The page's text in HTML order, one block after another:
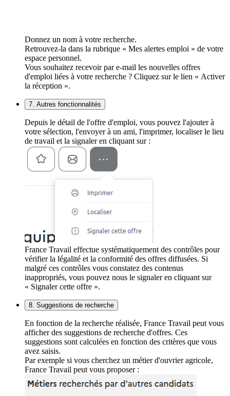
Donnez un nom à votre recherche.
Retrouvez-la dans la rubrique « Mes alertes emploi » de votre
espace personnel.
Vous souhaitez recevoir par e-mail les nouvelles offres
d'emploi liées à votre recherche ? Cliquez sur le lien « Activer
la réception ».
7. Autres fonctionnalités
Depuis le détail de l'offre d'emploi, vous pouvez l'ajouter à
votre sélection, l'envoyer à un ami, l'imprimer, localiser le lieu
de travail et la signaler en cliquant sur :
France Travail effectue systématiquement des contrôles pour
vérifier la légalité et la conformité des offres diffusées. Si
malgré ces contrôles vous constatez des contenus
inappropriés, vous pouvez nous le signaler en cliquant sur
« Signaler cette offre ».
8. Suggestions de recherche
En fonction de la recherche réalisée, France Travail peut vous
afficher des suggestions de recherche d'offres. Ces
suggestions sont calculées en fonction des critères que vous
avez saisis.
Par exemple si vous cherchez un métier d'ouvrier agricole,
France Travail peut vous proposer :